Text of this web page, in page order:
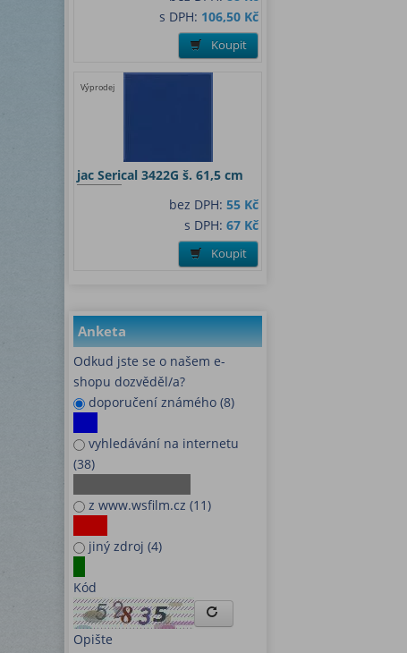
s DPH: 106,50 Kč
Koupit
Výprodej
jac Serical 3422G š. 61,5 cm
bez DPH: 55 Kč
s DPH: 67 Kč
Koupit
Anketa
Odkud jste se o našem e-
shopu dozvěděl/a?
doporučení známého (8)
vyhledávání na internetu
(38)
z www.wsfilm.cz (11)
jiný zdroj (4)
Kód
Opište